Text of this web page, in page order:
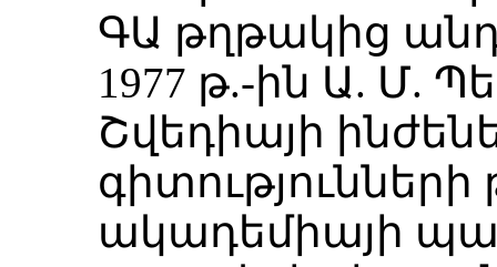
ԳԱ թղթակից
1977 թ.-ին Ա. Մ.
Շվեդիայի
ակադեմիայի